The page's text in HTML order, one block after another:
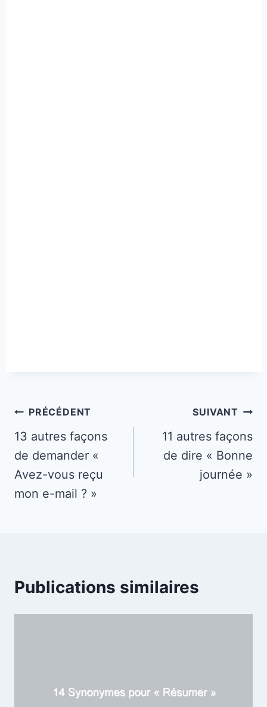
Navigation
de
l’article
PRÉCÉDENT
13 autres façons
de demander «
Avez-vous reçu
mon e-mail ? »
SUIVANT
11 autres façons
de dire « Bonne
journée »
Publications similaires